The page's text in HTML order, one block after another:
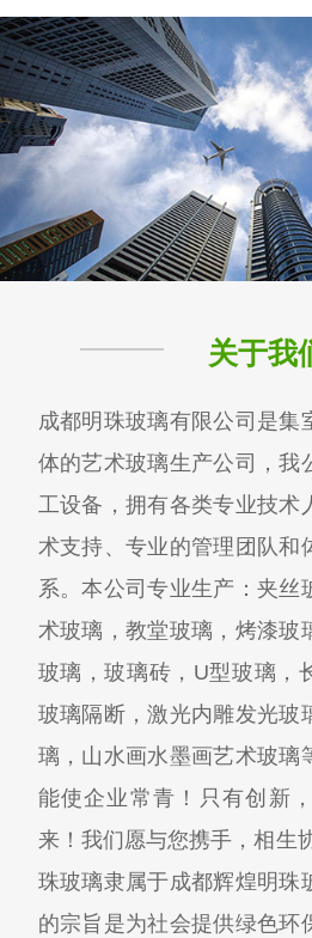
关于我
成都明珠玻璃有限公司是集
体的艺术玻璃生产公司，我
工设备，拥有各类专业技术
术支持、专业的管理团队和
系。本公司专业生产：夹丝
术玻璃，教堂玻璃，烤漆玻
玻璃，玻璃砖，U型玻璃，
玻璃隔断，激光内雕发光玻
璃，山水画水墨画艺术玻璃
能使企业常青！只有创新
来！我们愿与您携手，相生
珠玻璃隶属于成都辉煌明珠
的宗旨是为社会提供绿色环